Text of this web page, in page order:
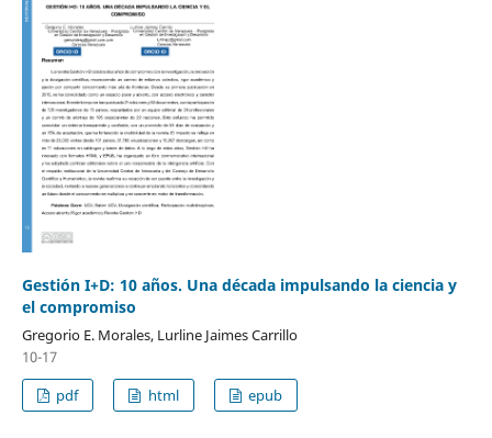
Gestión I+D: 10 años. Una década impulsando la ciencia y
el compromiso
Gregorio E. Morales, Lurline Jaimes Carrillo
10-17
pdf
html epub